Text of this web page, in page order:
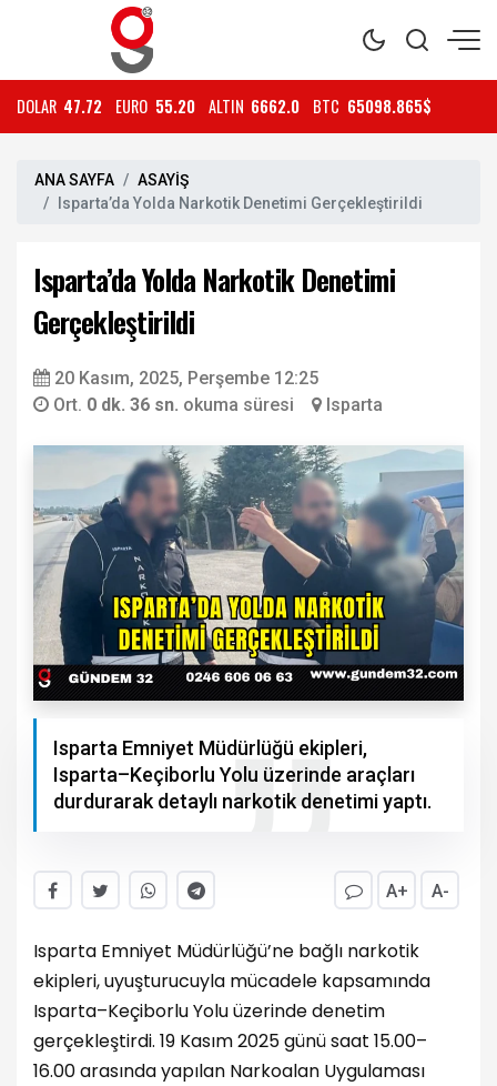
DOLAR 47.72 EURO 55.20 ALTIN 6662.0 BTC 65098.865$
ANA SAYFA
ASAYİŞ
Isparta’da Yolda Narkotik Denetimi Gerçekleştirildi
Isparta’da Yolda Narkotik Denetimi
Gerçekleştirildi
20 Kasım, 2025, Perşembe 12:25
Ort. 0 dk. 36 sn. okuma süresi Isparta
Isparta Emniyet Müdürlüğü ekipleri,
Isparta–Keçiborlu Yolu üzerinde araçları
durdurarak detaylı narkotik denetimi yaptı.
A+ A-
Isparta Emniyet Müdürlüğü’ne bağlı narkotik
ekipleri, uyuşturucuyla mücadele kapsamında
Isparta–Keçiborlu Yolu üzerinde denetim
gerçekleştirdi. 19 Kasım 2025 günü saat 15.00–
16.00 arasında yapılan Narkoalan Uygulaması